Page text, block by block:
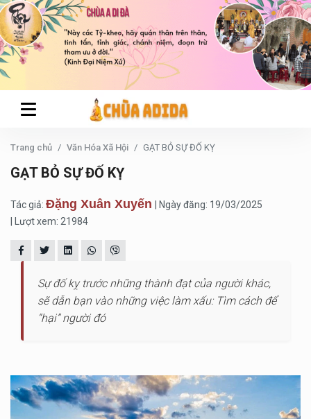
Trang chủ Văn Hóa Xã Hội GẠT BỎ SỰ ĐỐ KỴ
GẠT BỎ SỰ ĐỐ KỴ
Tác giả: Đặng Xuân Xuyến
| Ngày đăng: 19/03/2025
| Lượt xem: 21984
Sự đố kỵ trước những thành đạt của người khác,
sẽ dẫn bạn vào những việc làm xấu: Tìm cách để
“hại” người đó